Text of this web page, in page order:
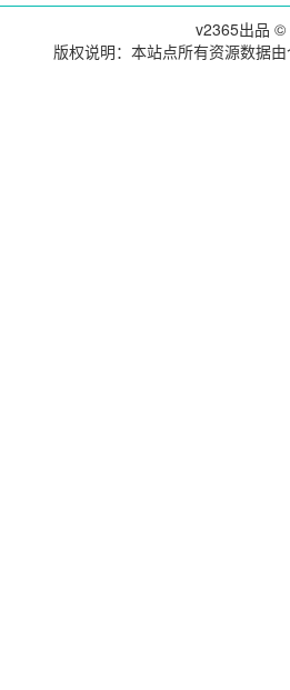
v2365出品
版权说明：本站点所有资源数据